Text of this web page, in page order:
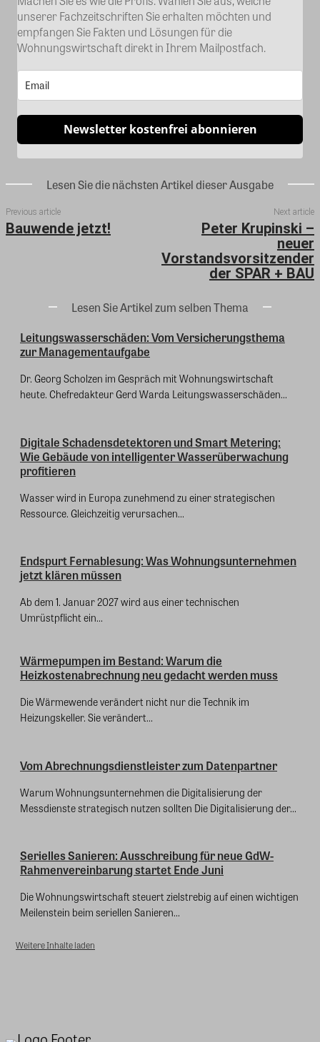
unserer Fachzeitschriften Sie erhalten möchten und
empfangen Sie Fakten und Lösungen für die
Wohnungswirtschaft direkt in Ihrem Mailpostfach.
Newsletter kostenfrei abonnieren
Lesen Sie die nächsten Artikel dieser Ausgabe
Previous article
Bauwende jetzt!
Next article
Peter Krupinski –
neuer
Vorstandsvorsitzender
der SPAR + BAU
Lesen Sie Artikel zum selben Thema
Leitungswasserschäden: Vom Versicherungsthema
zur Managementaufgabe
Dr. Georg Scholzen im Gespräch mit Wohnungswirtschaft
heute. Chefredakteur Gerd Warda Leitungswasserschäden...
Digitale Schadensdetektoren und Smart Metering:
Wie Gebäude von intelligenter Wasserüberwachung
profitieren
Wasser wird in Europa zunehmend zu einer strategischen
Ressource. Gleichzeitig verursachen...
Endspurt Fernablesung: Was Wohnungsunternehmen
jetzt klären müssen
Ab dem 1. Januar 2027 wird aus einer technischen
Umrüstpflicht ein...
Wärmepumpen im Bestand: Warum die
Heizkostenabrechnung neu gedacht werden muss
Die Wärmewende verändert nicht nur die Technik im
Heizungskeller. Sie verändert...
Vom Abrechnungsdienstleister zum Datenpartner
Warum Wohnungsunternehmen die Digitalisierung der
Messdienste strategisch nutzen sollten Die Digitalisierung der...
Serielles Sanieren: Ausschreibung für neue GdW-
Rahmenvereinbarung startet Ende Juni
Die Wohnungswirtschaft steuert zielstrebig auf einen wichtigen
Meilenstein beim seriellen Sanieren...
Weitere Inhalte laden